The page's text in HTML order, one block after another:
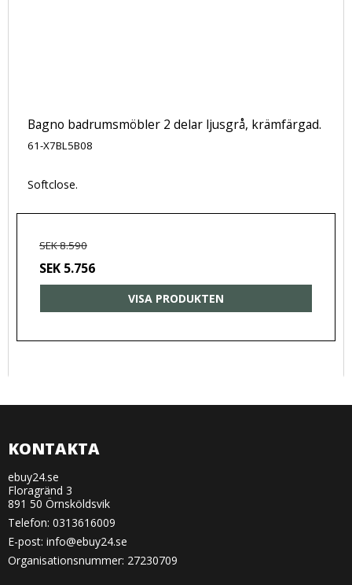
Bagno badrumsmöbler 2 delar ljusgrå, krämfärgad.
61-X7BL5B08
Softclose.
SEK 8.590
SEK 5.756
VISA PRODUKTEN
KONTAKTA
ebuy24.se
Floragränd 3
891 50 Örnsköldsvik
Telefon: 0313616009
E-post: info@ebuy24.se
Organisationsnummer: 27230709